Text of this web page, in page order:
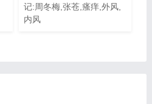
记:周冬梅,张苍,瘙痒,外风,
内风